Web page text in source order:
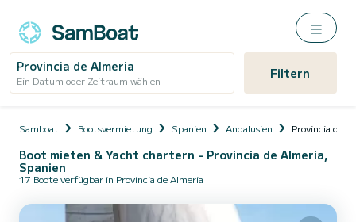
Provincia de Almeria
Ein Datum oder Zeitraum wählen Filtern
Samboat Bootsvermietung Spanien Andalusien Provincia de
Boot mieten & Yacht chartern - Provincia de Almeria,
Spanien
17 Boote verfügbar in Provincia de Almeria